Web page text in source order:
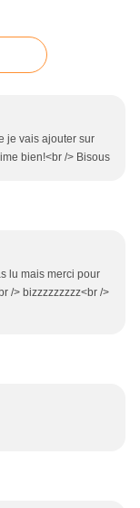
je vais ajouter sur
bien!<br /> Bisous
lu mais merci pour
/> bizzzzzzzzz<br />